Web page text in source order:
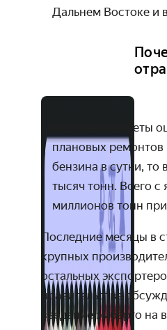
Дальнем Востоке и
Источники газеты
плановых ремонтов
бензина в сутки, то
тысяч тонн. Всего
миллионов тонн
Последние месяцы в
крупных
остальных
правительстве
введение эмбарго на